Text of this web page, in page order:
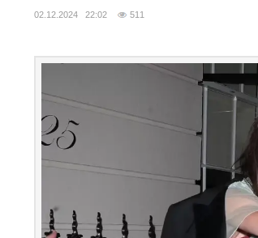
02.12.2024 22:02 511